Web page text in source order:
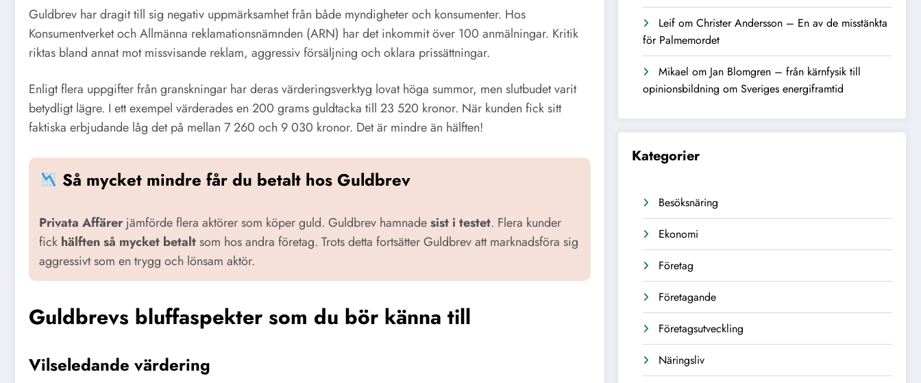
Guldbrev har dragit till sig negativ uppmärksamhet från både myndigheter och konsumenter. Hos
Konsumentverket och Allmänna reklamationsnämnden (ARN) har det inkommit över 100 anmälningar. Kritik
riktas bland annat mot missvisande reklam, aggressiv försäljning och oklara prissättningar.
Enligt flera uppgifter från granskningar har deras värderingsverktyg lovat höga summor, men slutbudet varit
betydligt lägre. I ett exempel värderades en 200 grams guldtacka till 23 520 kronor. När kunden fick sitt
faktiska erbjudande låg det på mellan 7 260 och 9 030 kronor. Det är mindre än hälften!
Så mycket mindre får du betalt hos Guldbrev
Privata Affärer jämförde flera aktörer som köper guld. Guldbrev hamnadesist i testet. Flera kunder
fick hälften så mycket betaltsom hos andra företag. Trots detta fortsätter Guldbrev att marknadsföra sig
aggressivt som en trygg och lönsam aktör.
Guldbrevs bluffaspekter som du bör känna till
Vilseledande värdering
Leif omChrister Andersson – En av de misstänkta
för Palmemordet
Mikael om Jan Blomgren – från kärnfysik till
opinionsbildning om Sveriges energiframtid
Kategorier
Besöksnäring
Ekonomi
Företag
Företagande
Företagsutveckling
Näringsliv